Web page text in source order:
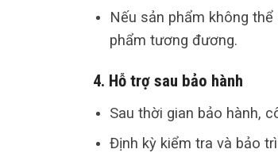
Nếu sản phẩm không
phẩm tương đương.
4. Hỗ trợ sau bảo hành
Sau thời gian bảo hành,
Định kỳ kiểm tra và bảo